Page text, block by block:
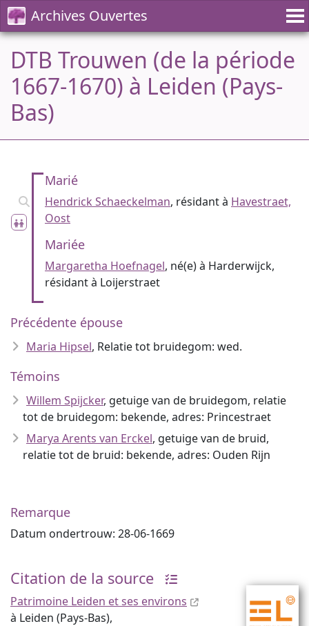
Archives Ouvertes
DTB Trouwen (de la période
1667-1670) à Leiden (Pays-
Bas)
Marié
Hendrick Schaeckelman, résidant à Havestraet,
Oost
Mariée
Margaretha Hoefnagel, né(e) à Harderwijck,
résidant à Loijerstraet
Précédente épouse
Maria Hipsel, Relatie tot bruidegom: wed.
Témoins
Willem Spijcker, getuige van de bruidegom, relatie
tot de bruidegom: bekende, adres: Princestraet
Marya Arents van Erckel, getuige van de bruid,
relatie tot de bruid: bekende, adres: Ouden Rijn
Remarque
Datum ondertrouw: 28-06-1669
Citation de la source
Patrimoine Leiden et ses environs
à Leiden (Pays-Bas),